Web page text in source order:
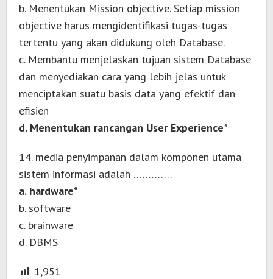
b. Menentukan Mission objective. Setiap mission
objective harus mengidentifikasi tugas-tugas
tertentu yang akan didukung oleh Database.
c. Membantu menjelaskan tujuan sistem Database
dan menyediakan cara yang lebih jelas untuk
menciptakan suatu basis data yang efektif dan
efisien
d. Menentukan rancangan User Experience*
14. media penyimpanan dalam komponen utama
sistem informasi adalah ………….
a. hardware*
b. software
c. brainware
d. DBMS
1,951